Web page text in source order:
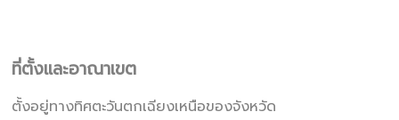
ที่ตั้งและอาณาเขต
ตั้งอยู่ทางทิศตะวันตกเฉียงเหนือของจังหวัด